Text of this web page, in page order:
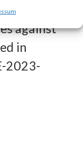
against
in
2023-